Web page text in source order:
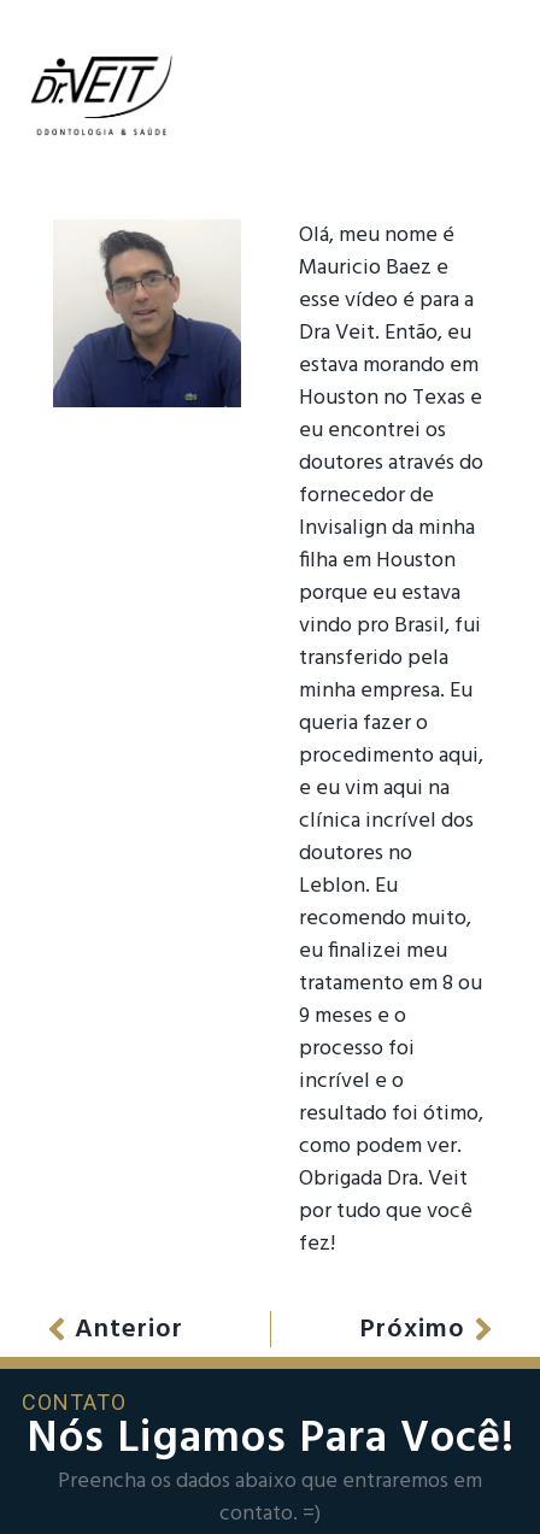
Olá, meu nome é
Mauricio Baez e
esse vídeo é para a
Dra Veit. Então, eu
estava morando em
Houston no Texas e
eu encontrei os
doutores através do
fornecedor de
Invisalign da minha
filha em Houston
porque eu estava
vindo pro Brasil, fui
transferido pela
minha empresa. Eu
queria fazer o
procedimento aqui,
e eu vim aqui na
clínica incrível dos
doutores no
Leblon. Eu
recomendo muito,
eu finalizei meu
tratamento em 8 ou
9 meses e o
processo foi
incrível e o
resultado foi ótimo,
como podem ver.
Obrigada Dra. Veit
por tudo que você
fez!
Anterior Próximo
CONTATO
Nós Ligamos Para Você!
Preencha os dados abaixo que entraremos em
contato. =)